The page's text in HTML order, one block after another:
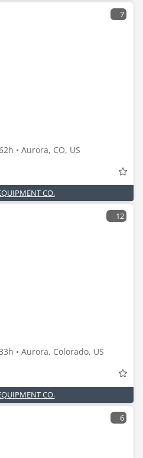
7
• Aurora, CO, US
CO.
12
• Aurora, Colorado, US
CO.
6